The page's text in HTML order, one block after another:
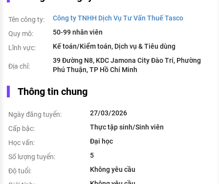
Tên công ty:
Công ty TNHH Dịch Vụ Tư Vấn Thuế Tasco
Quy mô:
50-99 nhân viên
Lĩnh vực:
Kế toán/Kiểm toán, Dịch vụ & Tiêu dùng
Địa chỉ:
39 Đường N8, KDC Jamona City Đào Trí, Phường
Phú Thuận, TP Hồ Chí Minh
Thông tin chung
Ngày đăng tuyển:
27/03/2026
Cấp bậc:
Thực tập sinh/Sinh viên
Học vấn:
Đại học
Số lượng tuyển:
5
Độ tuổi:
Không yêu cầu